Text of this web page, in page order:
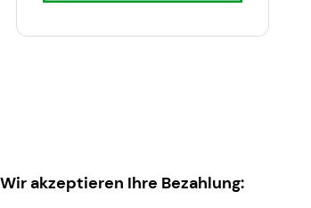
Wir akzeptieren Ihre Bezahlung: